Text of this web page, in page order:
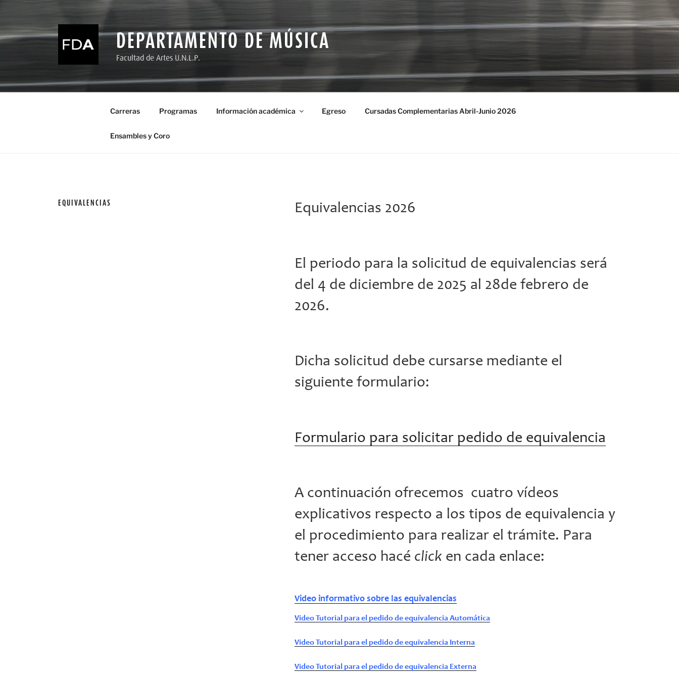
contenido
DEPARTAMENTO DE MÚSICA
Facultad de Artes U.N.L.P.
Carreras Programas Información académica Egreso Cursadas Complementarias Abril-Junio 2026
Ensambles y Coro
EQUIVALENCIAS Equivalencias 2026
El periodo para la solicitud de equivalencias será
del 4 de diciembre de 2025 al 28de febrero de
2026.
Dicha solicitud debe cursarse mediante el
siguiente formulario:
Formulario para solicitar pedido de equivalencia
A continuación ofrecemos cuatro vídeos
explicativos respecto a los tipos de equivalencia y
el procedimiento para realizar el trámite. Para
tener acceso hacé clicken cada enlace:
Video informativo sobre las equivalencias
Video Tutorial para el pedido de equivalencia Automática
Video Tutorial para el pedido de equivalencia Interna
Video Tutorial para el pedido de equivalencia Externa